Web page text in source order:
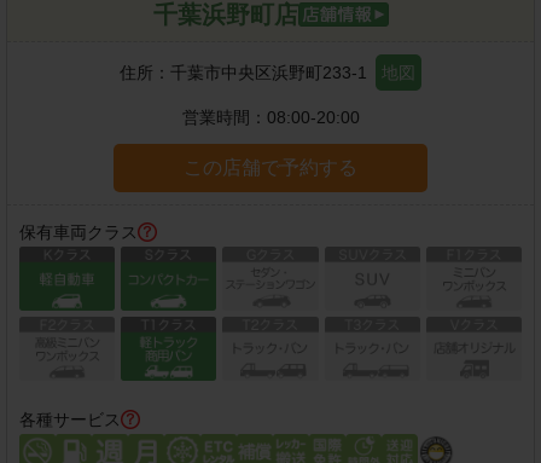
千葉浜野町店
住所： 千葉市中央区浜野町233-1 地図
営業時間： 08:00-20:00
この店舗で予約する
保有車両クラス
各種サービス